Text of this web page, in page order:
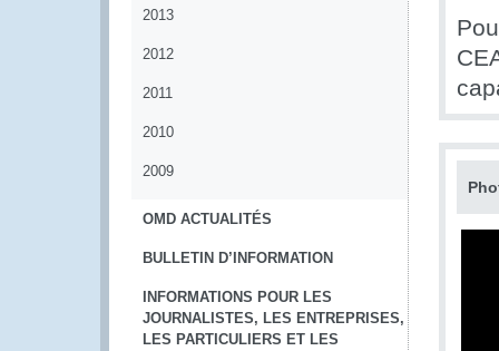
2013
2012
2011
2010
2009
OMD ACTUALITÉS
BULLETIN D’INFORMATION
INFORMATIONS POUR LES
JOURNALISTES, LES ENTREPRISES,
LES PARTICULIERS ET LES